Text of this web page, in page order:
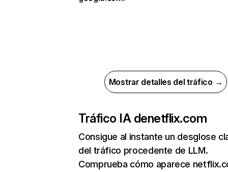
Mostrar detalles del tráfico →
Tráfico IA denetflix.com
Consigue al instante un desglose
del tráfico procedente de LLM.
Comprueba cómo aparece